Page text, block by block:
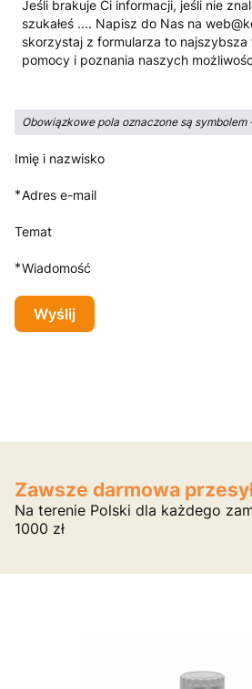
Jeśli brakuje Ci informacji, jeśli nie
szukałeś .... Napisz do Nas na
skorzystaj z formularza to najszybsza
pomocy i poznania naszych
Obowiązkowe pola oznaczone są symbolem
Imię i nazwisko
*Adres e-mail
Temat
*Wiadomość
Wyślij
Zawsze darmowa
Na terenie Polski dla każdego
1000 zł